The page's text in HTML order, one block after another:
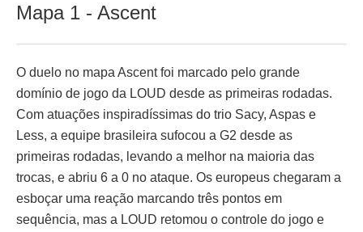
Mapa 1 - Ascent
O duelo no mapa Ascent foi marcado pelo grande
domínio de jogo da LOUD desde as primeiras rodadas.
Com atuações inspiradíssimas do trio Sacy, Aspas e
Less, a equipe brasileira sufocou a G2 desde as
primeiras rodadas, levando a melhor na maioria das
trocas, e abriu 6 a 0 no ataque. Os europeus chegaram a
esboçar uma reação marcando três pontos em
sequência, mas a LOUD retomou o controle do jogo e